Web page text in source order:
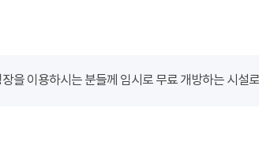
을 이용하시는 분들께 임시로 무료 개방하는 시설